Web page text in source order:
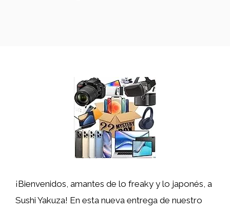
¡Bienvenidos, amantes de lo freaky y lo japonés, a
Sushi Yakuza! En esta nueva entrega de nuestro